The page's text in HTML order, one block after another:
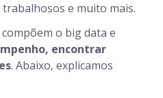
e muito mais.
o big data e
encontrar
. Abaixo, explicamos